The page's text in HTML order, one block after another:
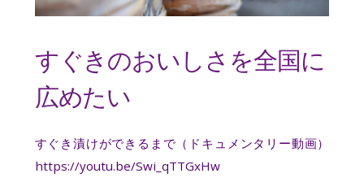
すぐきのおいしさを全国に
広めたい
すぐき漬けができるまで（ドキュメンタリー動画）
https://youtu.be/Swi_qTTGxHw